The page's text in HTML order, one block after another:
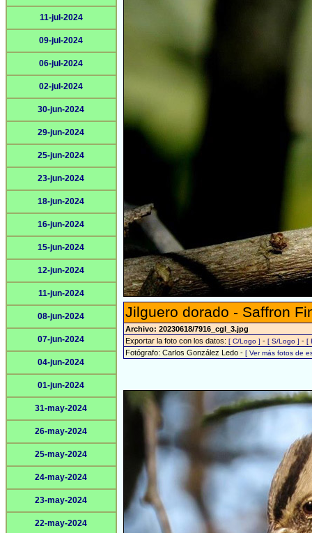
11-jul-2024
09-jul-2024
06-jul-2024
02-jul-2024
30-jun-2024
29-jun-2024
25-jun-2024
23-jun-2024
18-jun-2024
16-jun-2024
15-jun-2024
12-jun-2024
11-jun-2024
08-jun-2024
07-jun-2024
04-jun-2024
01-jun-2024
31-may-2024
26-may-2024
25-may-2024
24-may-2024
23-may-2024
22-may-2024
Jilguero dorado - Saffron
Archivo: 20230618/7916_cgl_3.jpg
Exportar la foto con los datos: [ C/Logo ] - [ S/Logo ] - [
Fotógrafo: Carlos González Ledo - [ Ver más fotos de